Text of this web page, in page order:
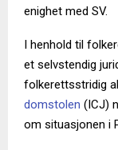
enighet med SV.
I henhold til
et selvstendig
folkerettsstridig
domstolen (ICJ)
om situasjonen i